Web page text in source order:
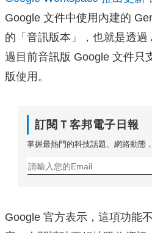
Google 文件中使用內建的
的「音訊版本」，也就是透
過目前音訊版 Google 文件只
版使用。
訂閱Ｔ客邦電子日報
掌握最熱門的科技話題、網路動態
Google 官方表示，這項功能